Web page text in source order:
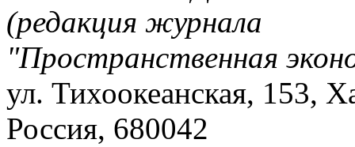
(редакция журнала
"Пространственная
ул. Тихоокеанская, 153,
Россия, 680042